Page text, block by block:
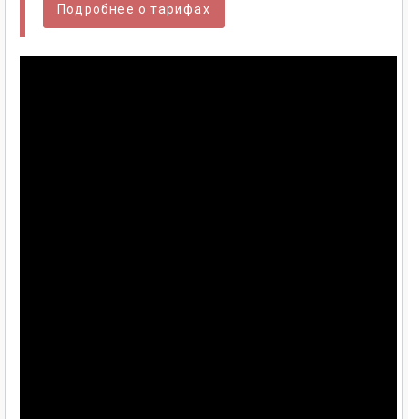
Подробнее о тарифах